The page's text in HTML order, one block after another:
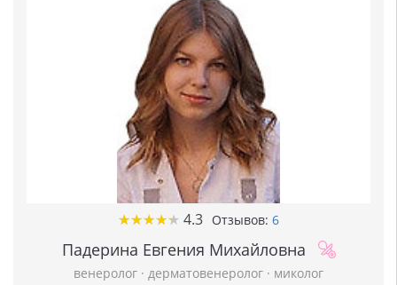
★★★★★
★★★★★ 4.3 Отзывов: 6
Падерина Евгения Михайловна
венеролог · дерматовенеролог · миколог